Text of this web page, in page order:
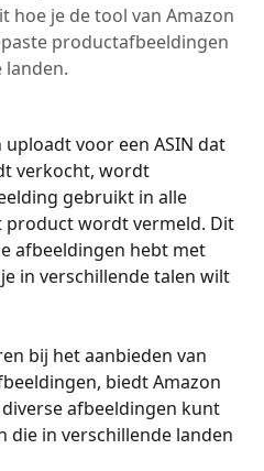
hoe je de tool van Amazon
productafbeeldingen
landen.
voor een ASIN dat
verkocht, wordt
gebruikt in alle
product wordt vermeld. Dit
afbeeldingen hebt met
in verschillende talen wilt
bij het aanbieden van
biedt Amazon
afbeeldingen kunt
in verschillende landen